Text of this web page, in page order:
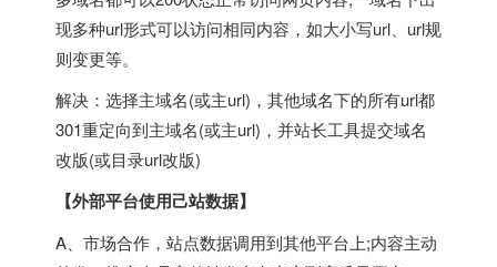
现多种url形式可以访问相同内容，如大小写url、url规
则变更等。
解决：选择主域名(或主url)，其他域名下的所有url都
301重定向到主域名(或主url)，并站长工具提交域名
改版(或目录url改版)
【外部平台使用己站数据】
A、市场合作，站点数据调用到其他平台上;内容主动